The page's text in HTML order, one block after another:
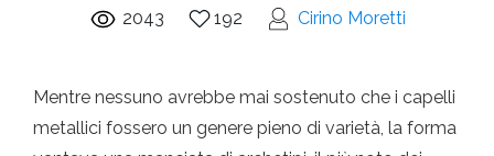
2043 192 Cirino Moretti
Mentre nessuno avrebbe mai sostenuto che i capelli
metallici fossero un genere pieno di varietà, la forma